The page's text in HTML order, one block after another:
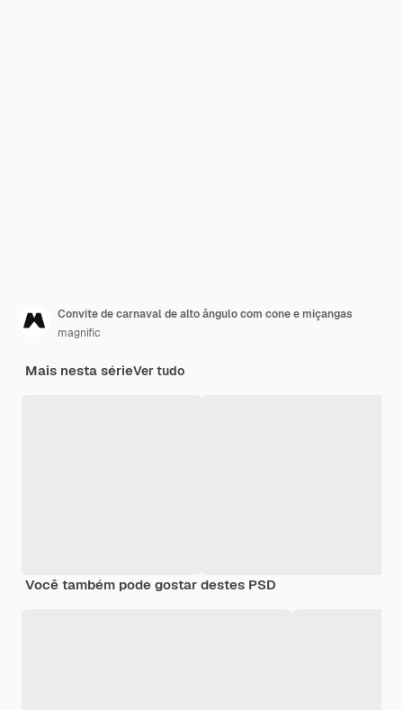
Convite de carnaval de alto ângulo com cone e miçangas
magnific
Mais nesta sérieVer tudo
Você também pode gostar destes PSD